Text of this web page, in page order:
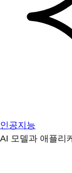
인공지능
AI 모델과 애플리